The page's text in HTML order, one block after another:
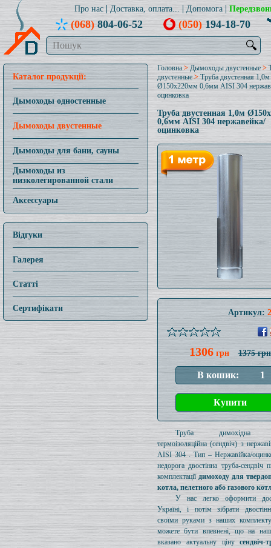
Про нас Доставка, оплата... Допомога
(068)804-06-52 (050)194-18-70
🔍
Каталог продукції:
Дымоходы одностенные
Дымоходы двустенные
Дымоходы для бани, сауны
Дымоходы из
низколегированной стали
Аксессуары
Відгуки
Галерея
Статті
Сертифікати
Головна > Дымоходы двустенные >
двустенные>Труба двустенная 1,0м
Ø150x220мм 0,6мм AISI 304
оцинковка
Труба двустенная 1,0м
0,6мм AISI 304 нержавейка/
оцинковка
Артикул:
1306грн 1375 грн
Труба димохідна
термоізоляційна (сендвіч) з
AISI 304 . Тип – Нержавійка/
недорога двостінна труба-сендвіч
комплектаціїдимоходу для
котла, пелетного або газового
У нас легко оформити
Україні, і потім зібрати
своїми руками з наших
можете бути впевнені, що на
вказано актуальну ціну